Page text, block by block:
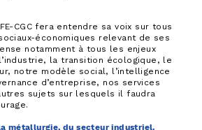
CGC fera entendre sa voix sur tous
économiques relevant de ses
notamment à tous les enjeux
la transition écologique, le
notre modèle social, l’intelligence
d’entreprise, nos services
sujets sur lesquels il faudra
métallurgie, du secteur industriel.